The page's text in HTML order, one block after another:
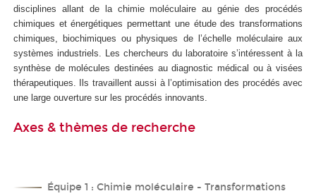
disciplines allant de la chimie moléculaire au génie des procédés
chimiques et énergétiques permettant une étude des transformations
chimiques, biochimiques ou physiques de l’échelle moléculaire aux
systèmes industriels. Les chercheurs du laboratoire s’intéressent à la
synthèse de molécules destinées au diagnostic médical ou à visées
thérapeutiques. Ils travaillent aussi à l’optimisation des procédés avec
une large ouverture sur les procédés innovants.
Axes & thèmes de recherche
Équipe 1 : Chimie moléculaire - Transformations